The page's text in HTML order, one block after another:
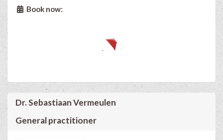
Book now:
Dr. Sebastiaan Vermeulen
General practitioner